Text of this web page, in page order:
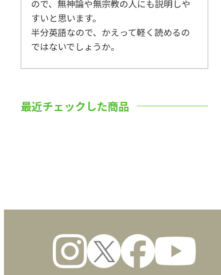
ので、無神論や無宗教の人にも説明しや
すいと思います。
半分英語なので、かえって軽く読めるの
ではないでしょうか。
最近チェックした商品